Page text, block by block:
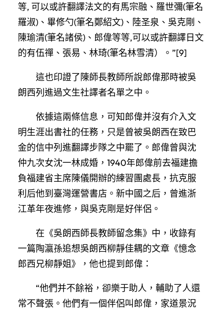
等, 可以或許翻譯法文的有馬宗融、羅世彌(筆名
羅淑)、畢修勺(筆名鄭紹文)、陸圣泉、吳克剛、
陳瑜清(筆名諸侯)、郎偉等等,可以或許翻譯日文
的有伍禪、張易、林琦(筆名林雪清）。”[9]
這也印證了陳師長教師所說郎偉那時被吳
朗西列進過文生社譯者名單之中。
依據這兩條信息，可知郎偉并沒有介入文
明生涯出書社的任務，只是曾被吳朗西在致巴
金的信中列進翻譯步隊之中罷了。郎偉曾與沈
仲九次女沈一林成婚，1940年郎偉前去福建擔
負福建省主席陳儀開辦的練習團處長，抗克服
利后他到臺灣運營書店。新中國之后，曾進浙
江革年夜進修，與吳克剛是好伴侶。
在《吳朗西師長教師留念集》中，收錄有
一篇陶瀛孫追想吳朗西柳靜佳耦的文章《憶念
郎西兄柳靜姐》，他也提到郎偉：
“他們并不餘裕，卻樂于助人，輔助了人還
常不聲張。他們有一個伴侶叫郎偉，家道景況